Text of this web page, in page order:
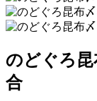
のどぐろ
合